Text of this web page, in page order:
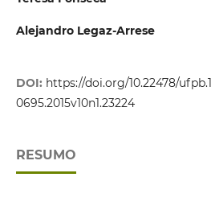
Alejandro Legaz-Arrese
DOI: https://doi.org/10.22478/
0695.2015v10n1.23224
RESUMO